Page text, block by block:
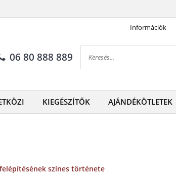
Információk
06 80 888 889
KIEGÉSZÍTŐK AJÁNDÉKÖTLETEK
színes története